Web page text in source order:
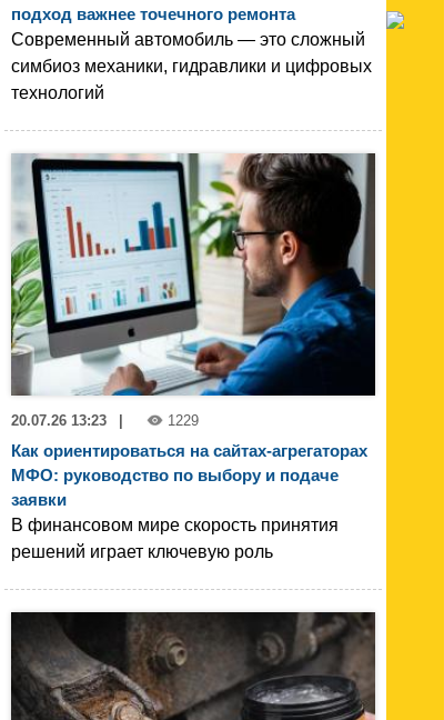
подход важнее точечного ремонта
Современный автомобиль — это сложный
симбиоз механики, гидравлики и цифровых
технологий
20.07.26 13:23 1229
Как ориентироваться на сайтах-агрегаторах
МФО: руководство по выбору и подаче
заявки
В финансовом мире скорость принятия
решений играет ключевую роль